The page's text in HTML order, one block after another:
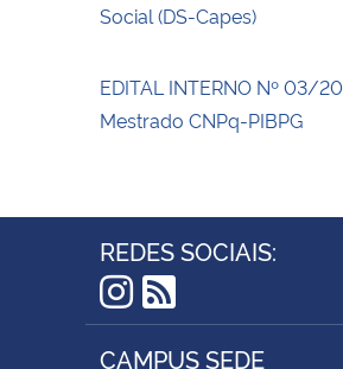
Social (DS-Capes)
EDITAL INTERNO Nº 03/
Mestrado CNPq-PIBPG
REDES SOCIAIS:
Instagram
RSS
CAMPUS SEDE